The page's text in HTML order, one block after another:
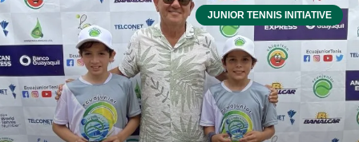
JUNIOR TENNIS INITIATIVE